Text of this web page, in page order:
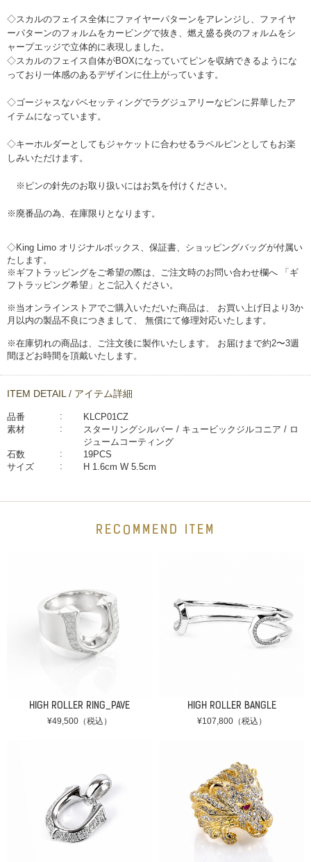
◇スカルのフェイス全体にファイヤーパターンをアレンジし、ファイヤ
ーパターンのフォルムをカービングで抜き、燃え盛る炎のフォルムをシ
ャープエッジで立体的に表現しました。
◇スカルのフェイス自体がBOXになっていてピンを収納できるようにな
っており一体感のあるデザインに仕上がっています。
◇ゴージャスなパベセッティングでラグジュアリーなピンに昇華したア
イテムになっています。
◇キーホルダーとしてもジャケットに合わせるラペルピンとしてもお楽
しみいただけます。
※ピンの針先のお取り扱いにはお気を付けください。
※廃番品の為、在庫限りとなります。
◇King Limo オリジナルボックス、保証書、ショッピングバッグが付属い
たします。
※ギフトラッピングをご希望の際は、ご注文時のお問い合わせ欄へ 「ギ
フトラッピング希望」とご記入ください。
※当オンラインストアでご購入いただいた商品は、 お買い上げ日より3か
月以内の製品不良につきまして、 無償にて修理対応いたします。
※在庫切れの商品は、ご注文後に製作いたします。 お届けまで約2〜3週
間ほどお時間を頂戴いたします。
ITEM DETAIL / アイテム詳細
品番
KLCP01CZ
素材
スターリングシルバー / キュービックジルコニア / ロ
ジュームコーティング
石数
19PCS
サイズ
H 1.6cm W 5.5cm
RECOMMEND ITEM
HIGH ROLLER RING_PAVE
¥49,500（税込）
HIGH ROLLER BANGLE
¥107,800（税込）